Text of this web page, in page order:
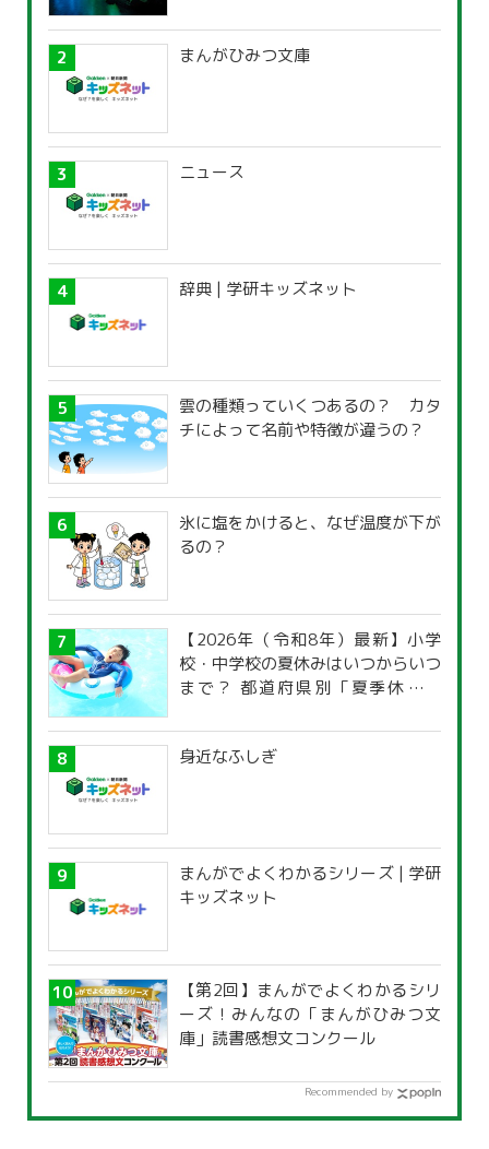
まんがひみつ文庫
ニュース
辞典 | 学研キッズネット
雲の種類っていくつあるの？ カタ
チによって名前や特徴が違うの？
氷に塩をかけると、なぜ温度が下が
るの？
【2026年（令和8年）最新】小学
校・中学校の夏休みはいつからいつ
まで？ 都道府県別「夏季休暇一
身近なふしぎ
まんがでよくわかるシリーズ | 学研
キッズネット
【第2回】まんがでよくわかるシリ
ーズ！みんなの「まんがひみつ文
庫」読書感想文コンクール
Recommended by